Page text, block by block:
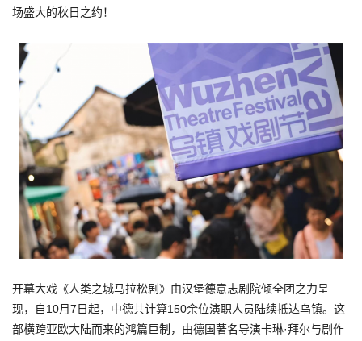
场盛大的秋日之约！
开幕大戏《人类之城马拉松剧》由汉堡德意志剧院倾全团之力呈
现，自10月7日起，中德共计算150余位演职人员陆续抵达乌镇。这
部横跨亚欧大陆而来的鸿篇巨制，由德国著名导演卡琳·拜尔与剧作